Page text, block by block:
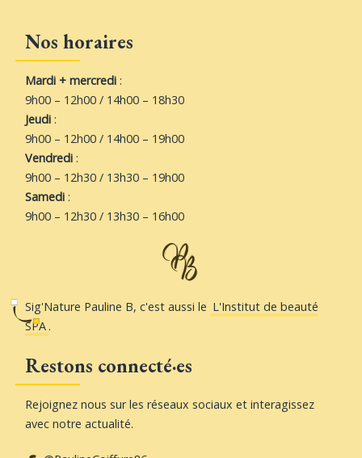
Nos horaires
Mardi + mercredi :
9h00 – 12h00 / 14h00 – 18h30
Jeudi :
9h00 – 12h00 / 14h00 – 19h00
Vendredi :
9h00 – 12h30 / 13h30 – 19h00
Samedi :
9h00 – 12h30 / 13h30 – 16h00
Sig'Nature Pauline B, c'est aussi le L'Institut de beauté
SPA .
Restons connecté·es
Rejoignez nous sur les réseaux sociaux et interagissez
avec notre actualité.